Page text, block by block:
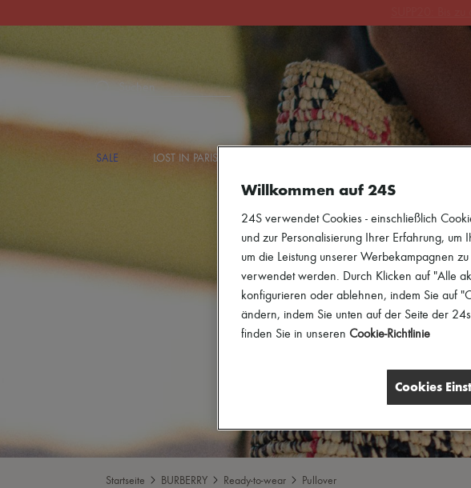
Suchen
SALE LOST IN PARIS
Startseite BURBERRY Ready-to-wear Pullover
Willkommen auf 24S
24S verwendet Cookies - einschließlich
und zur Personalisierung Ihrer Erfahrung, um
um die Leistung unserer Werbekampagnen
verwendet werden. Durch Klicken auf "Alle
konfigurieren oder ablehnen, indem Sie auf
ändern, indem Sie unten auf der Seite der
finden Sie in unseren Cookie-Richtlinie
Cookies